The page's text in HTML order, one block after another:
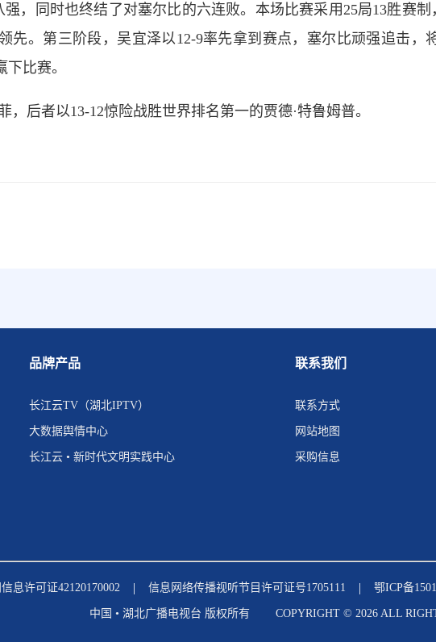
，同时也终结了对塞尔比的六连败。本场比赛采用25局13胜赛
先。第三阶段，吴宜泽以12-9率先拿到赛点，塞尔比顽强追击，
比赛。
，后者以13-12惊险战胜世界排名第一的贾德·特鲁姆普。
品牌产品
长江云TV（湖北IPTV）
大数据舆情中心
长江云 • 新时代文明实践中心
联系我们
联系方式
网站地图
采购信息
息许可证42120170002 | 信息网络传播视听节目许可证号1705111 | 鄂ICP备
中国 • 湖北广播电视台 版权所有 COPYRIGHT © 2026 ALL